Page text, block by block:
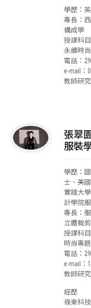
學歷：
專長：
構成學
授課科
永續時尚
電話：
e-mail：
教師研究
張翠
服裝
學歷：
士、美
實踐大
計學院
專長：
立體裁
授課科
時尚專
電話：
e-mail：
教師研
經歷
嶺東科